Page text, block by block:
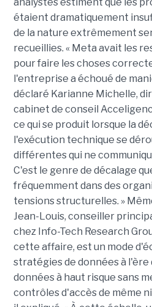
analystes estiment que les
étaient dramatiquement
de la nature extrêmement
recueillies. « Meta avait les
pour faire les choses
l'entreprise a échoué de
déclaré Karianne Michelle,
cabinet de conseil
ce qui se produit lorsque la
l'exécution technique se
différentes qui ne
C'est le genre de décalage
fréquemment dans des
tensions structurelles. »
Jean-Louis, conseiller
chez Info-Tech Research
cette affaire, est un mode
stratégies de données à l'ère
données à haut risque sans
contrôles d'accès de même